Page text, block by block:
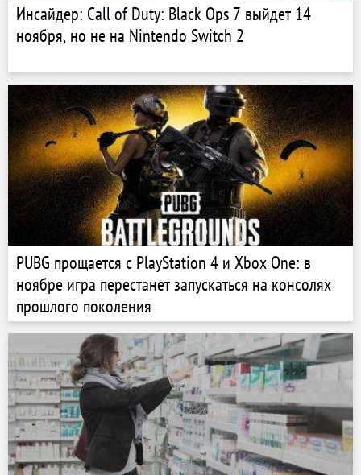
Инсайдер: Call of Duty: Black Ops 7 выйдет 14
ноября, но не на Nintendo Switch 2
PUBG прощается с PlayStation 4 и Xbox One: в
ноябре игра перестанет запускаться на консолях
прошлого поколения